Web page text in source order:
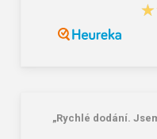
„Rychlé dodání.